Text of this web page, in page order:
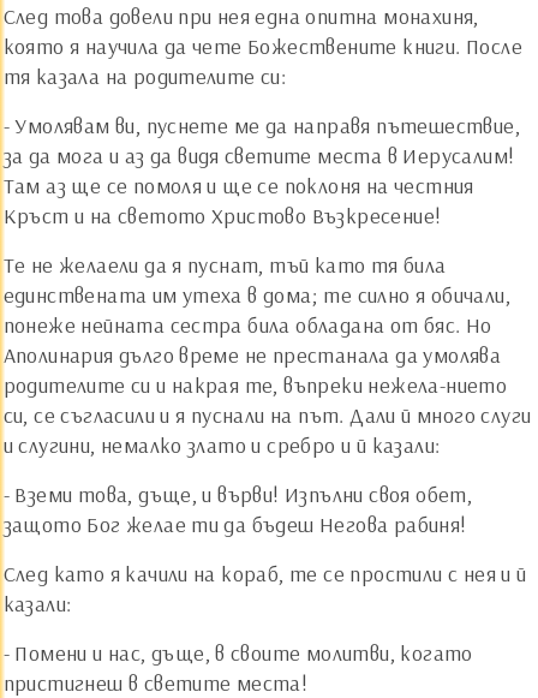
След това довели при нея една опитна монахиня,
която я научила да чете Божествените книги. После
тя казала на родителите си:
- Умолявам ви, пуснете ме да направя пътешествие,
за да мога и аз да видя светите места в Иерусалим!
Там аз ще се помоля и ще се поклоня на честния
Кръст и на светото Христово Възкресение!
Те не желаели да я пуснат, тъй като тя била
единствената им утеха в дома; те силно я обичали,
понеже нейната сестра била обладана от бяс. Но
Аполинария дълго време не престанала да умолява
родителите си и накрая те, въпреки нежела-нието
си, се съгласили и я пуснали на път. Дали й много слуги
и слугини, немалко злато и сребро и й казали:
- Вземи това, дъще, и върви! Изпълни своя обет,
защото Бог желае ти да бъдеш Негова рабиня!
След като я качили на кораб, те се простили с нея и й
казали:
- Помени и нас, дъще, в своите молитви, когато
пристигнеш в светите места!